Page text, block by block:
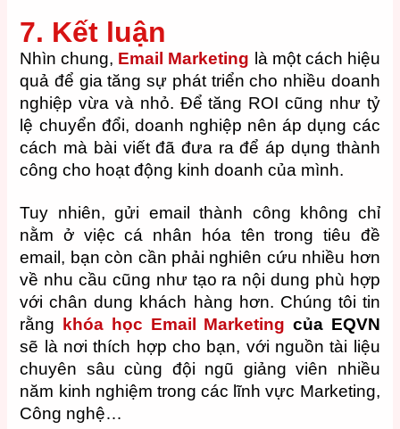
7. Kết luận
Nhìn chung, Email Marketing là một cách hiệu
quả để gia tăng sự phát triển cho nhiều doanh
nghiệp vừa và nhỏ. Để tăng ROI cũng như tỷ
lệ chuyển đổi, doanh nghiệp nên áp dụng các
cách mà bài viết đã đưa ra để áp dụng thành
công cho hoạt động kinh doanh của mình.
Tuy nhiên, gửi email thành công không chỉ
nằm ở việc cá nhân hóa tên trong tiêu đề
email, bạn còn cần phải nghiên cứu nhiều hơn
về nhu cầu cũng như tạo ra nội dung phù hợp
với chân dung khách hàng hơn. Chúng tôi tin
rằng
khóa học Email Marketing của EQVN
sẽ là nơi thích hợp cho bạn, với nguồn tài liệu
chuyên sâu cùng đội ngũ giảng viên nhiều
năm kinh nghiệm trong các lĩnh vực Marketing,
Công nghệ…